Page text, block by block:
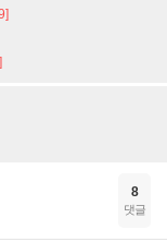
8
댓글